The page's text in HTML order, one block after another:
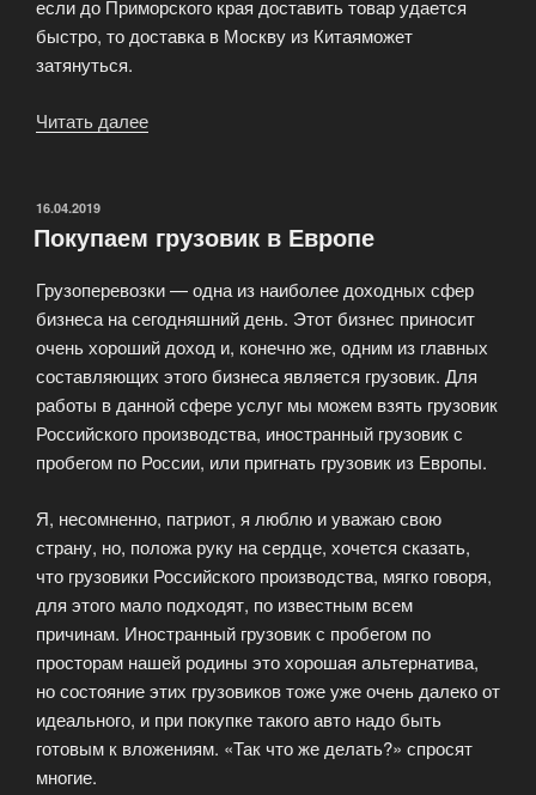
если до Приморского края доставить товар удается
быстро, то доставка в Москву из Китаяможет
затянуться.
Читать далее
Китая»
ОПУБЛИКОВАНО
16.04.2019
Покупаем грузовик в Европе
Грузоперевозки — одна из наиболее доходных сфер
бизнеса на сегодняшний день. Этот бизнес приносит
очень хороший доход и, конечно же, одним из главных
составляющих этого бизнеса является грузовик. Для
работы в данной сфере услуг мы можем взять грузовик
Российского производства, иностранный грузовик с
пробегом по России, или пригнать грузовик из Европы.
Я, несомненно, патриот, я люблю и уважаю свою
страну, но, положа руку на сердце, хочется сказать,
что грузовики Российского производства, мягко говоря,
для этого мало подходят, по известным всем
причинам. Иностранный грузовик с пробегом по
просторам нашей родины это хорошая альтернатива,
но состояние этих грузовиков тоже уже очень далеко от
идеального, и при покупке такого авто надо быть
готовым к вложениям. «Так что же делать?» спросят
многие.